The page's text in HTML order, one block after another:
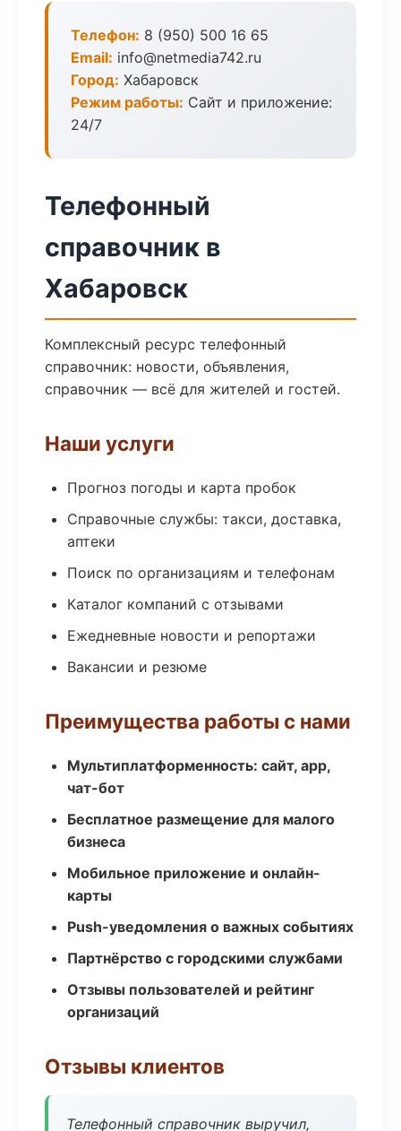
Телефон: 8 (950) 500 16 65
Email: info@netmedia742.ru
Город: Хабаровск
Режим работы: Сайт и приложение:
24/7
Телефонный
справочник в
Хабаровск
Комплексный ресурс телефонный
справочник: новости, объявления,
справочник — всё для жителей и гостей.
Наши услуги
Прогноз погоды и карта пробок
Справочные службы: такси, доставка,
аптеки
Поиск по организациям и телефонам
Каталог компаний с отзывами
Ежедневные новости и репортажи
Вакансии и резюме
Преимущества работы с нами
Мультиплатформенность: сайт, app,
чат-бот
Бесплатное размещение для малого
бизнеса
Мобильное приложение и онлайн-
карты
Push-уведомления о важных событиях
Партнёрство с городскими службами
Отзывы пользователей и рейтинг
организаций
Отзывы клиентов
Телефонный справочник выручил,